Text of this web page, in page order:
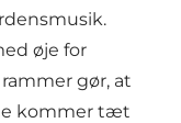
øje for
gør, at
kommer tæt